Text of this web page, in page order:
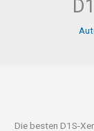
Die besten D1S-